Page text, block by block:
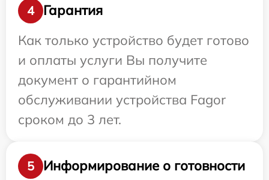
4
Гарантия
Как только устройство будет готово
и оплаты услуги Вы получите
документ о гарантийном
обслуживании устройства Fagor
сроком до 3 лет.
5
Информирование о готовности